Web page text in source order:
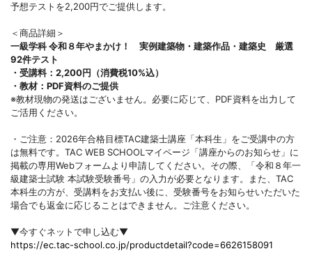
予想テストを2,200円でご提供します。
＜商品詳細＞
一級学科 令和８年やまかけ！ 実例建築物・建築作品・建築史 厳選
92件テスト
・受講料： 2,200円（消費税10%込）
・教材： PDF資料のご提供
※教材現物の発送はございません。必要に応じて、PDF資料を出力して
ご活用ください。
・ご注意：2026年合格目標TAC建築士講座「本科生」をご受講中の方
は無料です。TAC WEB SCHOOLマイページ「講座からのお知らせ」に
掲載の専用Webフォームより申請してください。その際、「令和８年一
級建築士試験 本試験受験番号」の入力が必要となります。また、TAC
本科生の方が、受講料をお支払い後に、受験番号をお知らせいただいた
場合でも返金に応じることはできません。ご注意ください。
▼今すぐネットで申し込む▼
https://ec.tac-school.co.jp/productdetail?code=6626158091